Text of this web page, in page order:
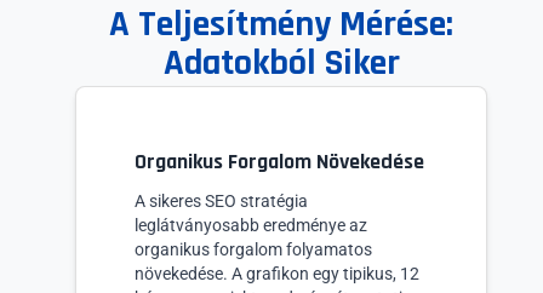
A Teljesítmény Mérése:
Adatokból Siker
Organikus Forgalom Növekedése
A sikeres SEO stratégia
leglátványosabb eredménye az
organikus forgalom folyamatos
növekedése. A grafikon egy tipikus, 12